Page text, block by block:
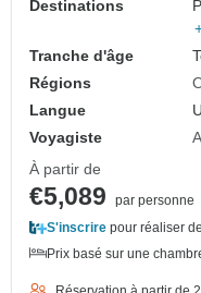
Destinations
Tranche d'âge
Régions
Langue
Voyagiste
À partir de
€5,089
par personne
S'inscrire pour réaliser
Prix basé sur une